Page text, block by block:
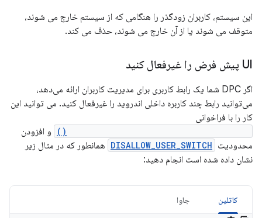
این سیستم، کاربران زودگذر را هنگامی که از سیستم خارج می شوند،
متوقف می شوند یا از آن خارج می شوند، حذف می کند.
UI پیش فرض را غیرفعال کنید
اگر DPC شما یک رابط کاربری برای مدیریت کاربران ارائه می‌دهد،
می‌توانید رابط چند کاربره داخلی اندروید را غیرفعال کنید. می توانید این
کار را با فراخوانی
و افزودن
محدودیت DISALLOW_USER_SWITCH همانطور که در مثال زیر
نشان داده شده است انجام دهید:
کاتلین جاوا